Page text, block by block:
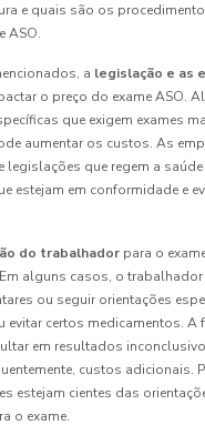
e quais são os
ASO.
a legislação e as
o preço do exame ASO.
que exigem exames
aumentar os custos. As
legislações que regem a
estejam em conformidade e
do trabalhador para o
alguns casos, o
ou seguir orientações
evitar certos medicamentos. A
em resultados
custos adicionais.
estejam cientes das
o exame.